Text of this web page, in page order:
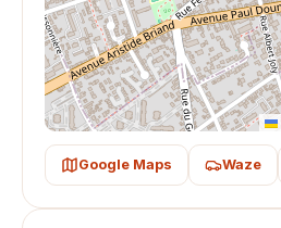
Google Maps Waze